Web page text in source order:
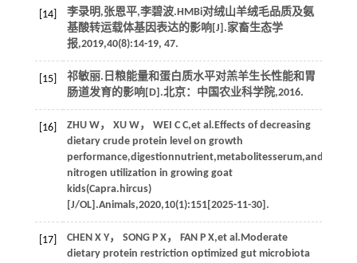
[14]
李录明,张恩平,李碧波.HMBi对绒山羊绒毛品质及氨
基酸转运载体基因表达的影响[J].家畜生态学
报,2019,40(8):14-19, 47.
[15]
祁敏丽.日粮能量和蛋白质水平对羔羊生长性能和胃
肠道发育的影响[D].北京：中国农业科学院,2016.
[16] ZHU W， XU W， WEI C C,et al.Effects of decreasing
dietary crude protein level on growth
performance,digestionnutrient,metabolitesserum,and
nitrogen utilization in growing goat
kids(Capra.hircus)
[J/OL].Animals,2020,10(1):151[2025-11-30].
[17] CHEN X Y， SONG P X， FAN P X,et al.Moderate
dietary protein restriction optimized gut microbiota